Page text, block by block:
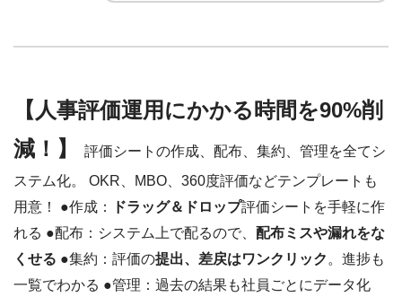
【人事評価運用にかかる時間を90%削
減！】
評価シートの作成、配布、集約、管理を全てシ
ステム化。 OKR、MBO、360度評価などテンプレートも
用意！ ●作成：
ドラッグ＆ドロップ評価シートを手軽に作
れる ●配布：システム上で配るので、 配布ミスや漏れをな
くせる ●集約：評価の提出、差戻はワンクリック 。進捗も
一覧でわかる ●管理：過去の結果も社員ごとにデータ化